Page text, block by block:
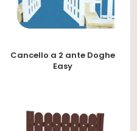
Cancello a 2 ante Doghe
Easy